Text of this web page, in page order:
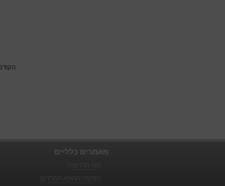
מאמרים כלליים
תפקידי הרופא המרדים